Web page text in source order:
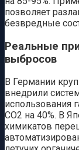
позволяет
безвредные
Реальные
выбросов
В Германии
внедрили
использования
СО2 на 40%. В
химикатов